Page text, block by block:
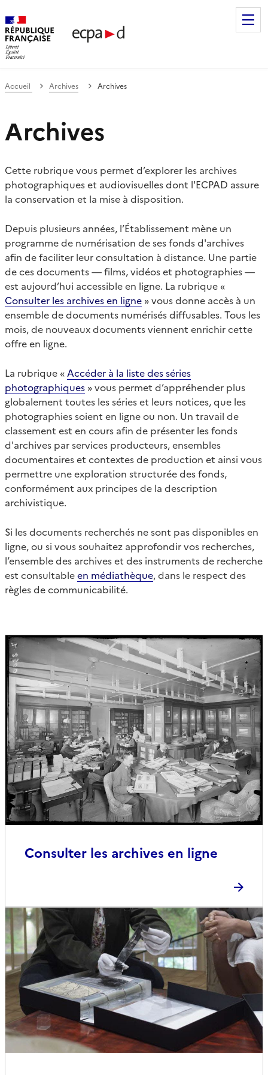
de communication et de production
Accueil Archives Archives
Archives
Cette rubrique vous permet d’explorer les archives
photographiques et audiovisuelles dont l'ECPAD assure
la conservation et la mise à disposition.
Depuis plusieurs années, l’Établissement mène un
programme de numérisation de ses fonds d'archives
afin de faciliter leur consultation à distance. Une partie
de ces documents — films, vidéos et photographies —
est aujourd’hui accessible en ligne. La rubrique «
Consulter les archives en ligne » vous donne accès à un
ensemble de documents numérisés diffusables. Tous les
mois, de nouveaux documents viennent enrichir cette
offre en ligne.
La rubrique « Accéder à la liste des séries
photographiques » vous permet d’appréhender plus
globalement toutes les séries et leurs notices, que les
photographies soient en ligne ou non. Un travail de
classement est en cours afin de présenter les fonds
d'archives par services producteurs, ensembles
documentaires et contextes de production et ainsi vous
permettre une exploration structurée des fonds,
conformément aux principes de la description
archivistique.
Si les documents recherchés ne sont pas disponibles en
ligne, ou si vous souhaitez approfondir vos recherches,
l’ensemble des archives et des instruments de recherche
est consultableen médiathèque, dans le respect des
règles de communicabilité.
Consulter les archives en ligne